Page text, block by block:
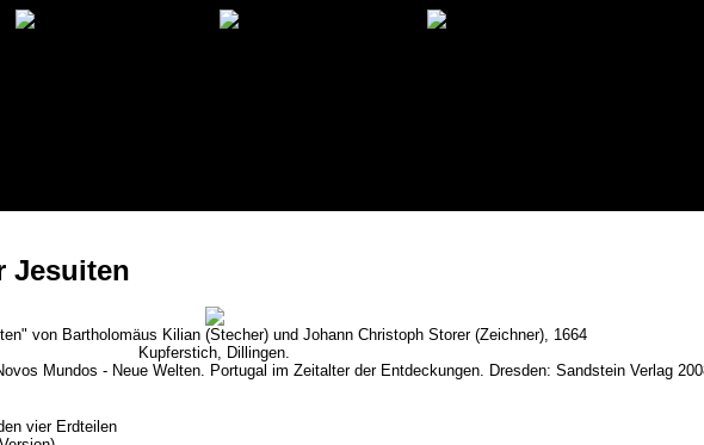
Jesuiten
von Bartholomäus Kilian (Stecher) und Johann Christoph Storer (Zeichner), 1664
Kupferstich, Dillingen.
Mundos - Neue Welten. Portugal im Zeitalter der Entdeckungen. Dresden: Sandstein Verlag
vier Erdteilen